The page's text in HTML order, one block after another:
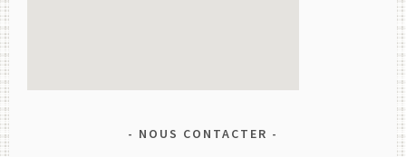
NOUS CONTACTER